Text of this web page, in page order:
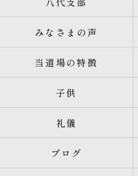
みなさまの声
当道場の特徴
子供
礼儀
ブログ